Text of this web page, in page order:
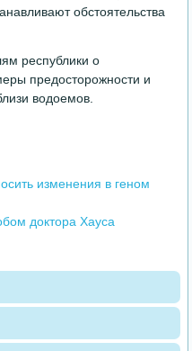
обстоятельства
республики о
предосторожности и
водоемов.
изменения в геном
доктора Хауса